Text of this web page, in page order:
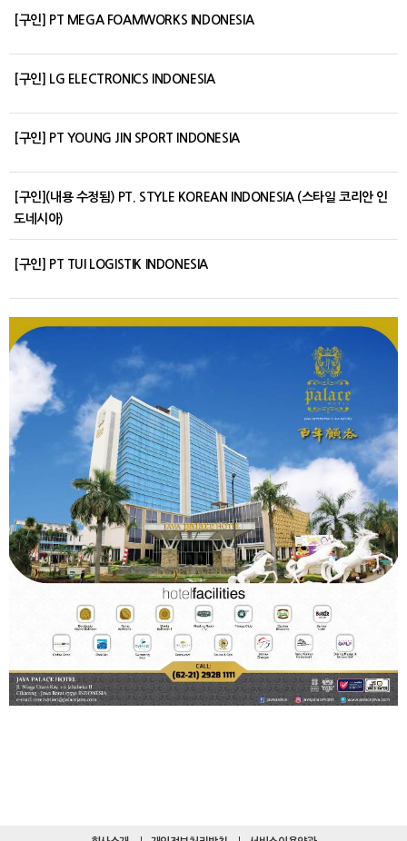
[구인] PT MEGA FOAMWORKS INDONESIA
[구인] LG ELECTRONICS INDONESIA
[구인] PT YOUNG JIN SPORT INDONESIA
[구인](내용 수정됨) PT. STYLE KOREAN INDONESIA (스타일 코리안 인
도네시아)
[구인] PT TUI LOGISTIK INDONESIA